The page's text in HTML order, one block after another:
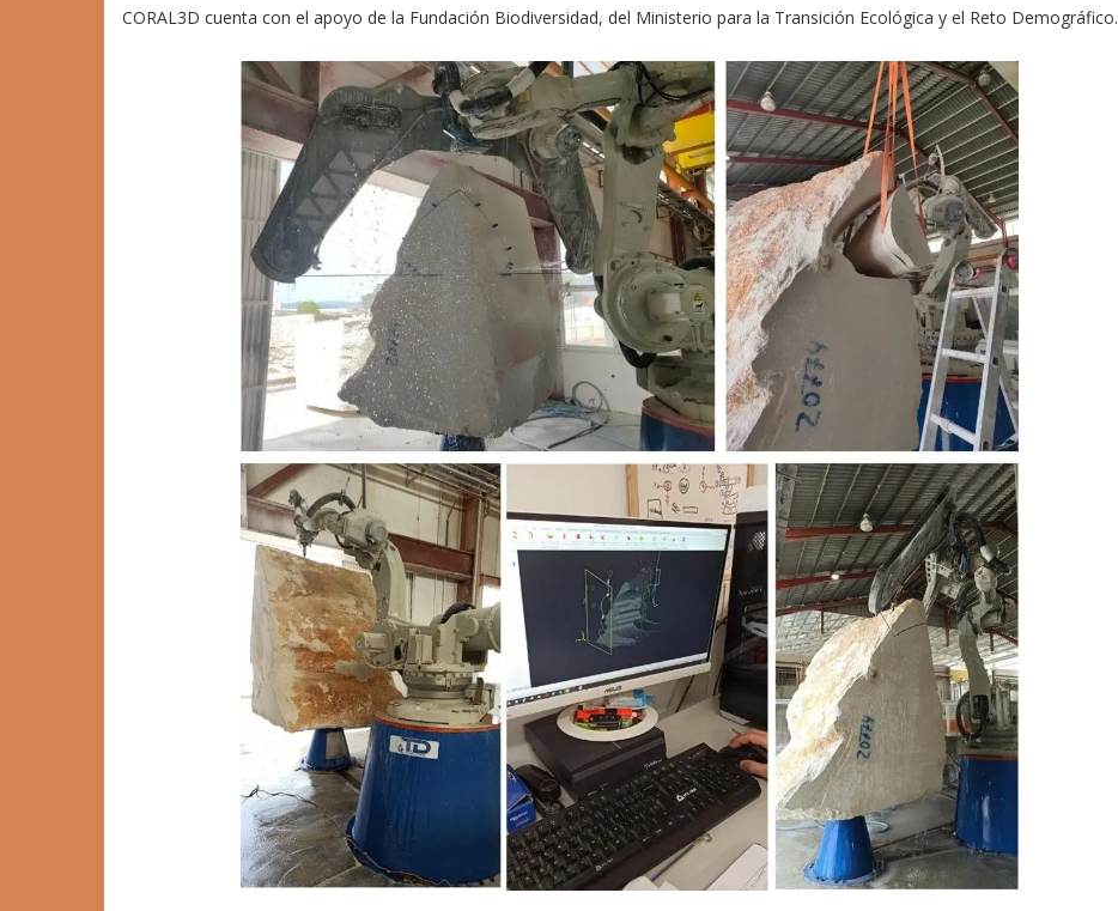
CORAL3D cuenta con el apoyo de la Fundación Biodiversidad, del Ministerio para la Transición Ecológica y el Reto Demográfico.